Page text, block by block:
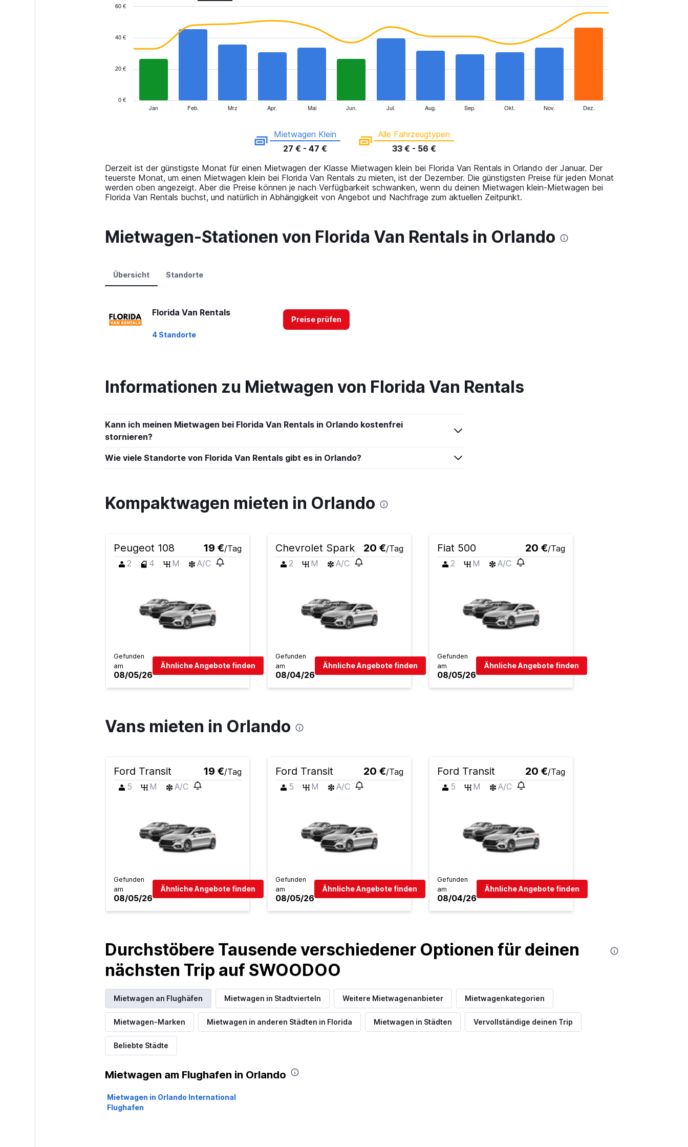
has
14
categories.
The
chart
axis
displaying
0
Jan Feb. Mrz Apr. Mai Jun. Jul. Aug. Sep. Okt. Nov. Dez.
0 €
20 €
40 €
60 €
Mietwagen Klein
27 € - 47 €
Alle Fahrzeugtypen
33 € - 56 €
Derzeit ist der günstigste Monat für einen Mietwagen der Klasse Mietwagen klein bei Florida Van Rentals in Orlando der Januar. Der
teuerste Monat, um einen Mietwagen klein bei Florida Van Rentals zu mieten, ist der Dezember. Die günstigsten Preise für jeden Monat
werden oben angezeigt. Aber die Preise können je nach Verfügbarkeit schwanken, wenn du deinen Mietwagen klein-Mietwagen bei
Florida Van Rentals buchst, und natürlich in Abhängigkeit von Angebot und Nachfrage zum aktuellen Zeitpunkt.
Mietwagen-Stationen von Florida Van Rentals in Orlando
Übersicht Standorte
Florida Van Rentals
4 Standorte
Preise prüfen
Informationen zu Mietwagen von Florida Van Rentals
Kann ich meinen Mietwagen bei Florida Van Rentals in Orlando kostenfrei
stornieren?
Wie viele Standorte von Florida Van Rentals gibt es in Orlando?
Kompaktwagen mieten in Orlando
Peugeot 108 19 €/Tag
2
4 M A/C
Gefunden
am
08/05/26
Ähnliche Angebote finden
Chevrolet Spark 20 €/Tag
2
M A/C
Gefunden
am
08/04/26
Ähnliche Angebote finden
Fiat 500 20 €/Tag
2
M A/C
Gefunden
am
08/05/26
Ähnliche Angebote finden
Vans mieten in Orlando
Ford Transit 19 €/Tag
5
M A/C
Gefunden
am
08/05/26
Ähnliche Angebote finden
Ford Transit 20 €/Tag
5
M A/C
Gefunden
am
08/05/26
Ähnliche Angebote finden
Ford Transit 20 €/Tag
5
M A/C
Gefunden
am
08/04/26
Ähnliche Angebote finden
Durchstöbere Tausende verschiedener Optionen für deinen
nächsten Trip auf SWOODOO
Mietwagen an Flughäfen Mietwagen in Stadtvierteln Weitere Mietwagenanbieter Mietwagenkategorien
Mietwagen-Marken Mietwagen in anderen Städten in Florida Mietwagen in Städten Vervollständige deinen Trip
Beliebte Städte
Mietwagen am Flughafen in Orlando
Mietwagen in Orlando International
Flughafen